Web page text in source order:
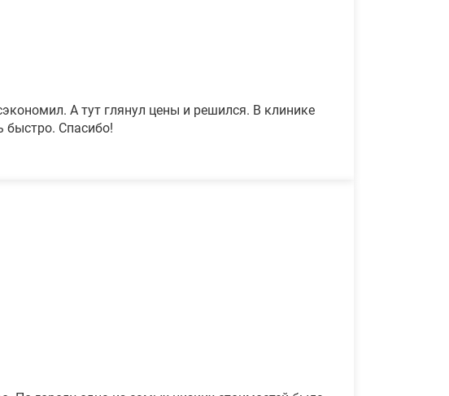
А тут глянул цены и решился. В клинике
быстро. Спасибо!